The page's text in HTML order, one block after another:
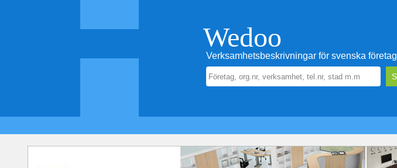
Wedoo
Verksamhetsbeskrivningar för svenska företag